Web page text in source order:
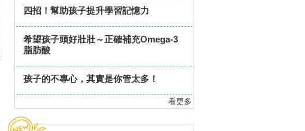
四招！幫助孩子提升學習記憶力
希望孩子頭好壯壯～正確補充Omega-3
脂肪酸
孩子的不專心，其實是你管太多！
看更多